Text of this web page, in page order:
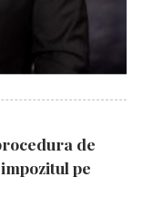
de
pe